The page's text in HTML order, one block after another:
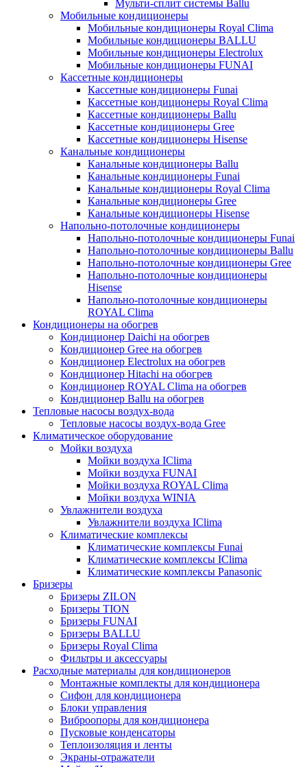
Мульти-сплит системы Ballu
Мобильные кондиционеры
Мобильные кондиционеры Royal Clima
Мобильные кондиционеры BALLU
Мобильные кондиционеры Electrolux
Мобильные кондиционеры FUNAI
Кассетные кондиционеры
Кассетные кондиционеры Funai
Кассетные кондиционеры Royal Clima
Кассетные кондиционеры Ballu
Кассетные кондиционеры Gree
Кассетные кондиционеры Hisense
Канальные кондиционеры
Канальные кондиционеры Ballu
Канальные кондиционеры Funai
Канальные кондиционеры Royal Clima
Канальные кондиционеры Gree
Канальные кондиционеры Hisense
Напольно-потолочные кондиционеры
Напольно-потолочные кондиционеры Funai
Напольно-потолочные кондиционеры Ballu
Напольно-потолочные кондиционеры Gree
Напольно-потолочные кондиционеры
Hisense
Напольно-потолочные кондиционеры
ROYAL Clima
Кондиционеры на обогрев
Кондиционер Daichi на обогрев
Кондиционер Gree на обогрев
Кондиционер Electrolux на обогрев
Кондиционер Hitachi на обогрев
Кондиционер ROYAL Clima на обогрев
Кондиционер Ballu на обогрев
Тепловые насосы воздух-вода
Тепловые насосы воздух-вода Gree
Климатическое оборудование
Мойки воздуха
Мойки воздуха IClima
Мойки воздуха FUNAI
Мойки воздуха ROYAL Clima
Мойки воздуха WINIA
Увлажнители воздуха
Увлажнители воздуха IClima
Климатические комплексы
Климатические комплексы Funai
Климатические комплексы IClima
Климатические комплексы Panasonic
Бризеры
Бризеры ZILON
Бризеры TION
Бризеры FUNAI
Бризеры BALLU
Бризеры Royal Clima
Фильтры и аксессуары
Расходные материалы для кондиционеров
Монтажные комплекты для кондиционера
Сифон для кондиционера
Блоки управления
Виброопоры для кондиционера
Пусковые конденсаторы
Теплоизоляция и ленты
Экраны-отражатели